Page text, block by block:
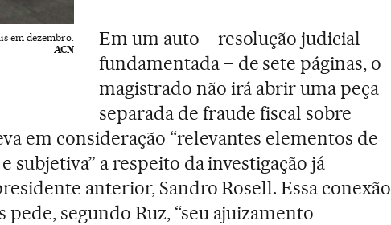
em dezembro.
ACN
Em um auto – resolução judicial
fundamentada – de sete páginas, o
magistrado não irá abrir uma peça
separada de fraude fiscal sobre
em consideração “relevantes elementos de
subjetiva” a respeito da investigação já
anterior, Sandro Rosell. Essa conexão
pede, segundo Ruz, “seu ajuizamento